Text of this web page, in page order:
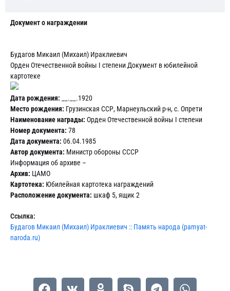
Документ о награждении
Будагов Микаил (Михаил) Ираклиевич
Орден Отечественной войны I степени Документ в юбилейной
картотеке
Дата рождения: __.__.1920
Место рождения: Грузинская ССР, Марнеульский р-н, с. Опрети
Наименование награды: Орден Отечественной войны I степени
Номер документа: 78
Дата документа: 06.04.1985
Автор документа: Министр обороны СССР
Информация об архиве –
Архив: ЦАМО
Картотека: Юбилейная картотека награждений
Расположение документа: шкаф 5, ящик 2
Ссылка:
Будагов Микаил (Михаил) Ираклиевич :: Память народа (pamyat-
naroda.ru)